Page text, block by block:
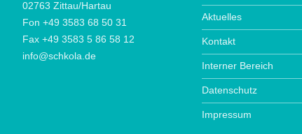
02763 Zittau/Hartau
Fon +49 3583 68 50 31
Fax +49 3583 5 86 58 12
info@schkola.de
Aktuelles
Kontakt
Interner Bereich
Datenschutz
Impressum